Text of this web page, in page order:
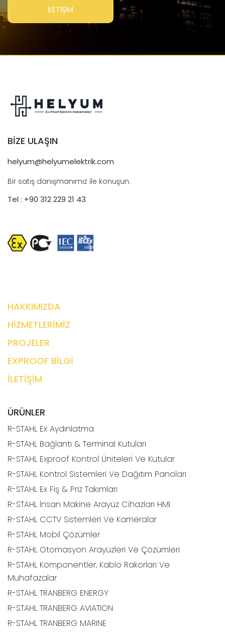
İLETİŞİM
BİZE ULAŞIN
helyum@helyumelektrik.com
Bir satış danışmanımız ile konuşun.
Tel : +90 312 229 21 43
HAKKIMIZDA
HİZMETLERİMİZ
PROJELER
EXPROOF BİLGİ
İLETİŞİM
ÜRÜNLER
R-STAHL Ex Aydınlatma
R-STAHL Bağlantı & Terminal Kutuları
R-STAHL Exproof Kontrol Üniteleri Ve Kutular
R-STAHL Kontrol Sistemleri Ve Dağıtım Panoları
R-STAHL Ex Fiş & Priz Takımları
R-STAHL İnsan Makine Arayüz Cihazları HMI
R-STAHL CCTV Sistemleri Ve Kameralar
R-STAHL Mobil Çözümler
R-STAHL Otomasyon Arayüzleri Ve Çözümleri
R-STAHL Komponentler, Kablo Rakorları Ve
Muhafazalar
R-STAHL TRANBERG ENERGY
R-STAHL TRANBERG AVIATION
R-STAHL TRANBERG MARINE